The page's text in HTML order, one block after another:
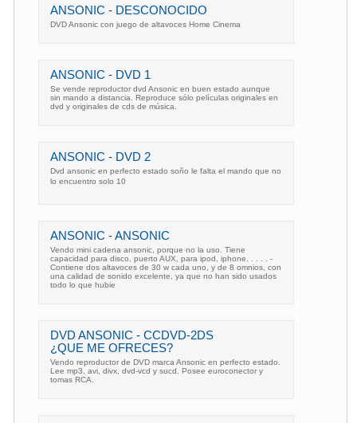
ANSONIC - DESCONOCIDO
DVD Ansonic con juego de altavoces Home Cinema
ANSONIC - DVD 1
Se vende reproductor dvd Ansonic en buen estado aunque
sin mando a distancia. Reproduce sólo películas originales en
dvd y originales de cds de música.
ANSONIC - DVD 2
Dvd ansonic en perfecto estado soño le falta el mando que no
lo encuentro solo 10
ANSONIC - ANSONIC
Vendo mini cadena ansonic, porque no la uso. Tiene
capacidad para disco, puerto AUX, para ipod, iphone. . . . . -
Contiene dos altavoces de 30 w cada uno, y de 8 omnios, con
una calidad de sonido excelente, ya que no han sido usados
todo lo que hubie
DVD ANSONIC - CCDVD-2DS
¿QUE ME OFRECES?
Vendo reproductor de DVD marca Ansonic en perfecto estado.
Lee mp3, avi, divx, dvd-vcd y sucd. Posee euroconector y
tomas RCA.